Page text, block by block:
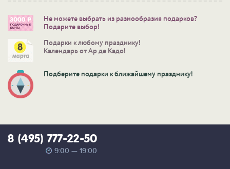
Не можете выбрать из разнообразия подарков?
Подарите выбор!
Подарки к любому празднику!
Календарь от Ар де Кадо!
Подберите подарки к ближайшему празднику!
8 (495) 777-22-50
9:00 — 19:00